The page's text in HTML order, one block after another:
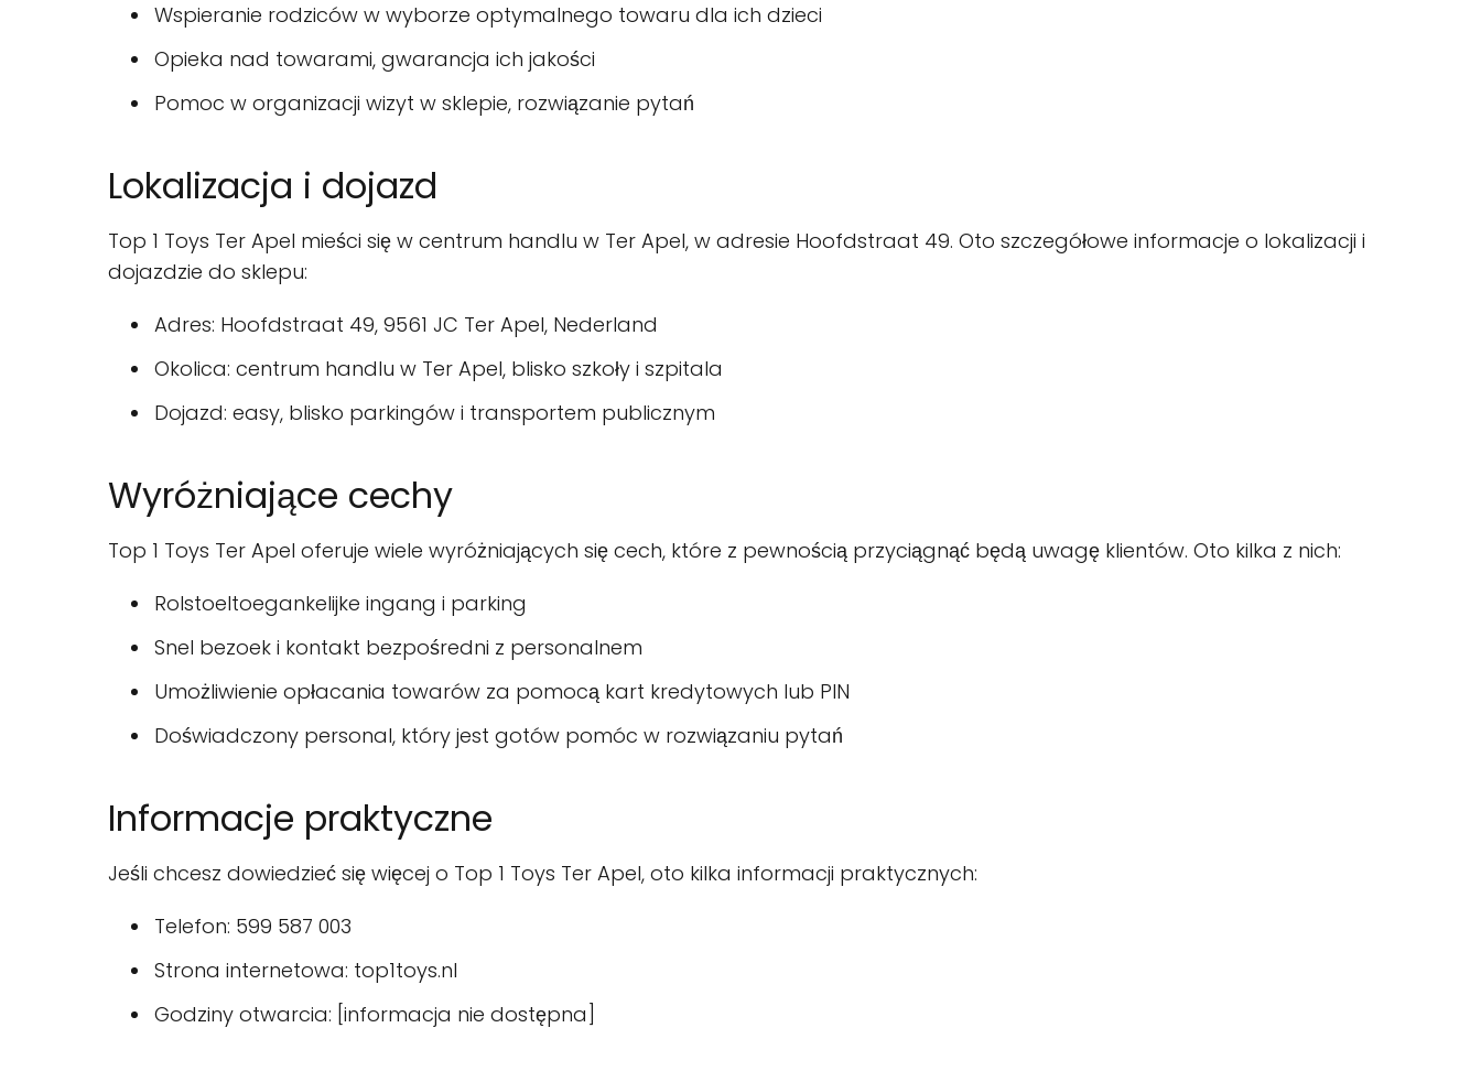
Wspieranie rodziców w wyborze optymalnego towaru dla ich dzieci
Opieka nad towarami, gwarancja ich jakości
Pomoc w organizacji wizyt w sklepie, rozwiązanie pytań
Lokalizacja i dojazd
Top 1 Toys Ter Apel mieści się w centrum handlu w Ter Apel, w adresie Hoofdstraat 49. Oto szczegółowe informacje o lokalizacji i
dojazdzie do sklepu:
Adres: Hoofdstraat 49, 9561 JC Ter Apel, Nederland
Okolica: centrum handlu w Ter Apel, blisko szkoły i szpitala
Dojazd: easy, blisko parkingów i transportem publicznym
Wyróżniające cechy
Top 1 Toys Ter Apel oferuje wiele wyróżniających się cech, które z pewnością przyciągnąć będą uwagę klientów. Oto kilka z nich:
Rolstoeltoegankelijke ingang i parking
Snel bezoek i kontakt bezpośredni z personalnem
Umożliwienie opłacania towarów za pomocą kart kredytowych lub PIN
Doświadczony personal, który jest gotów pomóc w rozwiązaniu pytań
Informacje praktyczne
Jeśli chcesz dowiedzieć się więcej o Top 1 Toys Ter Apel, oto kilka informacji praktycznych:
Telefon: 599 587 003
Strona internetowa: top1toys.nl
Godziny otwarcia: [informacja nie dostępna]